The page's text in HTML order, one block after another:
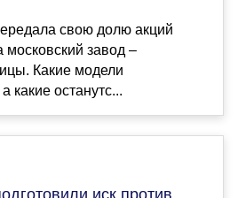
свою долю акций
завод –
Какие модели
какие останутс...
иск против